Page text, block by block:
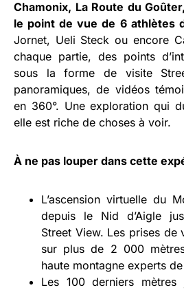
Chamonix, La Route du
le point de vue de 6 athlètes
Jornet, Ueli Steck ou encore
chaque partie, des points
sous la forme de visite
panoramiques, de vidéos
en 360°. Une exploration qui
elle est riche de choses à voir.
À ne pas louper dans cette
L’ascension virtuelle du
depuis le Nid d’Aigle
Street View. Les prises de
sur plus de 2 000
haute montagne experts
Les 100 derniers mètres